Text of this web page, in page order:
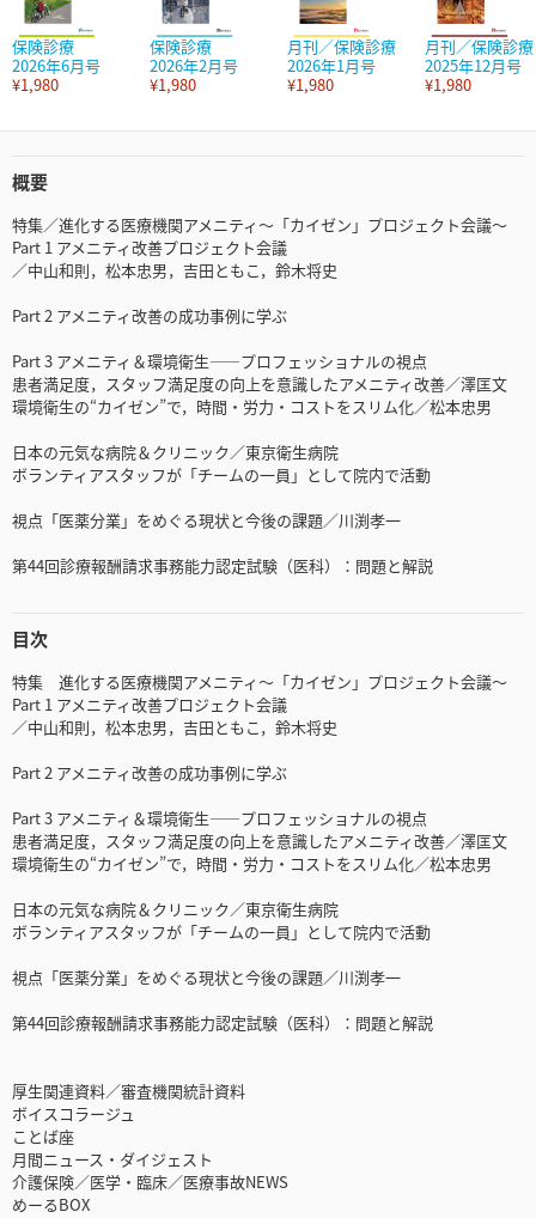
保険診療
2026年6月号
¥1,980
保険診療
2026年2月号
¥1,980
月刊／保険診療
2026年1月号
¥1,980
月刊／保険診療
2025年12月号
¥1,980
概要
特集／進化する医療機関アメニティ～「カイゼン」プロジェクト会議～
Part 1 アメニティ改善プロジェクト会議
／中山和則，松本忠男，吉田ともこ，鈴木将史
Part 2 アメニティ改善の成功事例に学ぶ
Part 3 アメニティ＆環境衛生――プロフェッショナルの視点
患者満足度，スタッフ満足度の向上を意識したアメニティ改善／澤匡文
環境衛生の“カイゼン”で，時間・労力・コストをスリム化／松本忠男
日本の元気な病院＆クリニック／東京衛生病院
ボランティアスタッフが「チームの一員」として院内で活動
視点「医薬分業」をめぐる現状と今後の課題／川渕孝一
第44回診療報酬請求事務能力認定試験（医科）：問題と解説
目次
特集 進化する医療機関アメニティ～「カイゼン」プロジェクト会議～
Part 1 アメニティ改善プロジェクト会議
／中山和則，松本忠男，吉田ともこ，鈴木将史
Part 2 アメニティ改善の成功事例に学ぶ
Part 3 アメニティ＆環境衛生――プロフェッショナルの視点
患者満足度，スタッフ満足度の向上を意識したアメニティ改善／澤匡文
環境衛生の“カイゼン”で，時間・労力・コストをスリム化／松本忠男
日本の元気な病院＆クリニック／東京衛生病院
ボランティアスタッフが「チームの一員」として院内で活動
視点「医薬分業」をめぐる現状と今後の課題／川渕孝一
第44回診療報酬請求事務能力認定試験（医科）：問題と解説
厚生関連資料／審査機関統計資料
ボイスコラージュ
ことば座
月間ニュース・ダイジェスト
介護保険／医学・臨床／医療事故NEWS
めーるBOX